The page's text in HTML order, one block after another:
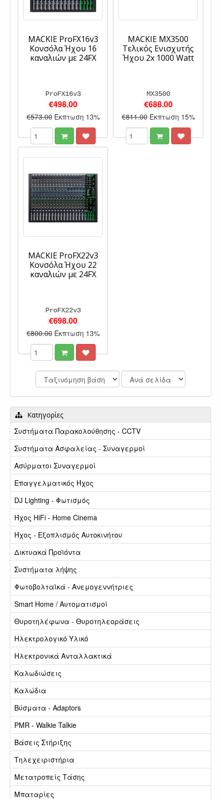
MACKIE ProFX16v3
Κονσόλα Ήχου 16
καναλιών με 24FX
ProFX16v3
€498.00
€573.00 Έκπτωση 13%
MACKIE MX3500
Τελικός Ενισχυτής
Ήχου 2x 1000 Watt
MX3500
€688.00
€811.00 Έκπτωση 15%
MACKIE ProFX22v3
Κονσόλα Ήχου 22
καναλιών με 24FX
ProFX22v3
€698.00
€800.00 Έκπτωση 13%
Κατηγορίες
Συστήματα Παρακολούθησης - CCTV
Συστήματα Ασφαλείας - Συναγερμοί
Ασύρματοι Συναγερμοί
Επαγγελματικός Ήχος
DJ Lighting - Φωτισμός
Ήχος HiFi - Home Cinema
Ήχος - Εξοπλισμός Αυτοκινήτου
Δικτυακά Προϊόντα
Συστήματα λήψης
Φωτοβολταϊκά - Ανεμογεννήτριες
Smart Home / Αυτοματισμοί
Θυροτηλέφωνα - Θυροτηλεοράσεις
Ηλεκτρολογικό Υλικό
Ηλεκτρονικά Ανταλλακτικά
Καλωδιώσεις
Καλώδια
Βύσματα - Adaptors
PMR - Walkie Talkie
Βάσεις Στήριξης
Τηλεχειριστήρια
Μετατροπείς Τάσης
Μπαταρίες